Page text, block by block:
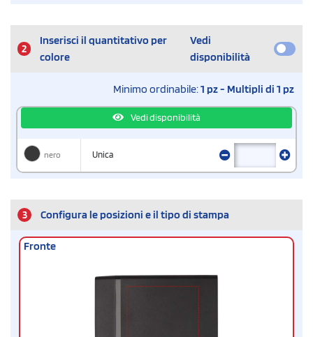
2
Inserisci il quantitativo per
colore
Vedi
disponibilità
Minimo ordinabile:1 pz - Multipli di 1 pz
Vedi disponibilità
nero Unica
3 Configura le posizioni e il tipo di stampa
Fronte